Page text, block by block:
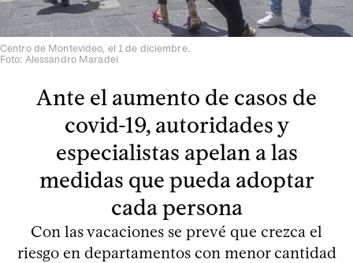
Centro de Montevideo, el 1 de diciembre.
Foto: Alessandro Maradei
Ante el aumento de casos de
covid-19, autoridades y
especialistas apelan a las
medidas que pueda adoptar
cada persona
Con las vacaciones se prevé que crezca el
riesgo en departamentos con menor cantidad